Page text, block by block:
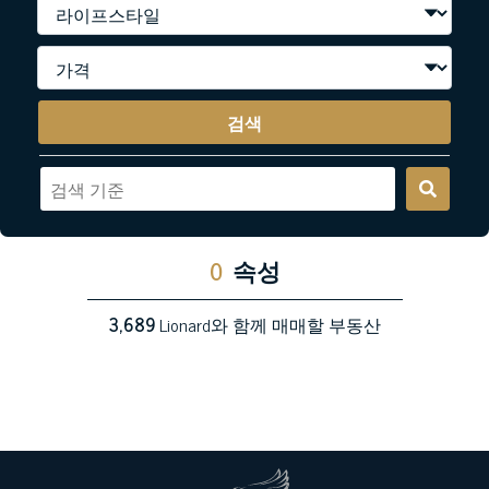
검색
0 속성
3,689Lionard와 함께 매매할 부동산